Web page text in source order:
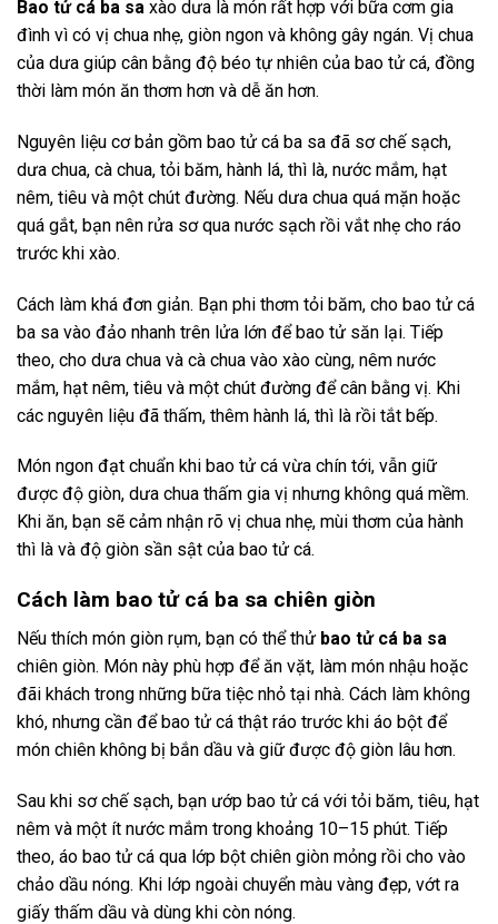
Bao tử cá ba sa xào dưa là món rất hợp với bữa cơm gia
đình vì có vị chua nhẹ, giòn ngon và không gây ngán. Vị chua
của dưa giúp cân bằng độ béo tự nhiên của bao tử cá, đồng
thời làm món ăn thơm hơn và dễ ăn hơn.
Nguyên liệu cơ bản gồm bao tử cá ba sa đã sơ chế sạch,
dưa chua, cà chua, tỏi băm, hành lá, thì là, nước mắm, hạt
nêm, tiêu và một chút đường. Nếu dưa chua quá mặn hoặc
quá gắt, bạn nên rửa sơ qua nước sạch rồi vắt nhẹ cho ráo
trước khi xào.
Cách làm khá đơn giản. Bạn phi thơm tỏi băm, cho bao tử cá
ba sa vào đảo nhanh trên lửa lớn để bao tử săn lại. Tiếp
theo, cho dưa chua và cà chua vào xào cùng, nêm nước
mắm, hạt nêm, tiêu và một chút đường để cân bằng vị. Khi
các nguyên liệu đã thấm, thêm hành lá, thì là rồi tắt bếp.
Món ngon đạt chuẩn khi bao tử cá vừa chín tới, vẫn giữ
được độ giòn, dưa chua thấm gia vị nhưng không quá mềm.
Khi ăn, bạn sẽ cảm nhận rõ vị chua nhẹ, mùi thơm của hành
thì là và độ giòn sần sật của bao tử cá.
Cách làm bao tử cá ba sa chiên giòn
Nếu thích món giòn rụm, bạn có thể thử bao tử cá ba sa
chiên giòn. Món này phù hợp để ăn vặt, làm món nhậu hoặc
đãi khách trong những bữa tiệc nhỏ tại nhà. Cách làm không
khó, nhưng cần để bao tử cá thật ráo trước khi áo bột để
món chiên không bị bắn dầu và giữ được độ giòn lâu hơn.
Sau khi sơ chế sạch, bạn ướp bao tử cá với tỏi băm, tiêu, hạt
nêm và một ít nước mắm trong khoảng 10–15 phút. Tiếp
theo, áo bao tử cá qua lớp bột chiên giòn mỏng rồi cho vào
chảo dầu nóng. Khi lớp ngoài chuyển màu vàng đẹp, vớt ra
giấy thấm dầu và dùng khi còn nóng.